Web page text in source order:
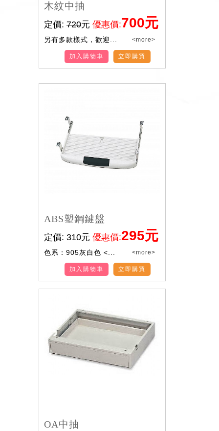
木紋中抽
定價: 720元 優惠價:700元
另有多款樣式，歡迎... <more>
立即購買
加入購物車
ABS塑鋼鍵盤
定價: 310元 優惠價:295元
色系：905灰白色 <... <more>
立即購買
加入購物車
OA中抽